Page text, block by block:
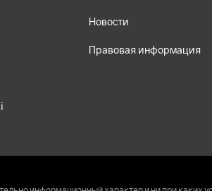
Новости
Правовая информация